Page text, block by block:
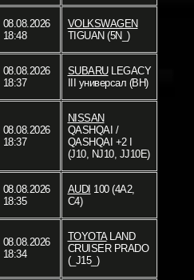
08.08.2026
18:48
VOLKSWAGEN
TIGUAN (5N_)
08.08.2026
18:37
SUBARULEGACY
III универсал (BH)
08.08.2026
18:37
NISSAN
QASHQAI /
QASHQAI +2 I
(J10, NJ10, JJ10E)
08.08.2026
18:35
AUDI 100 (4A2,
C4)
08.08.2026
18:34
TOYOTALAND
CRUISER PRADO
(_J15_)